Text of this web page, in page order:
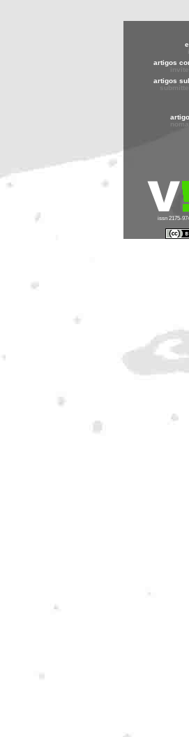
artigos
artigos
issn 2175-